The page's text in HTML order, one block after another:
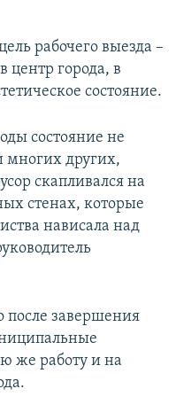
рабочего выезда –
центр города, в
состояние.
состояние не
многих других,
скапливался на
стенах, которые
нависала над
после завершения
же работу и на